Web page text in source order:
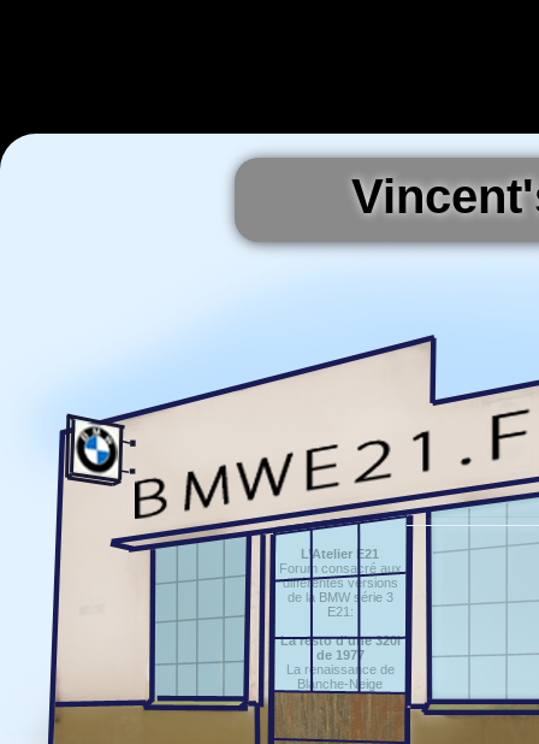
L’Atelier E21
Forum consacré aux
différentes versions
de la BMW série 3
E21:
La resto d'une 320i
de 1977
La renaissance de
Blanche-Neige
C'est elle, tout à droite ;-)